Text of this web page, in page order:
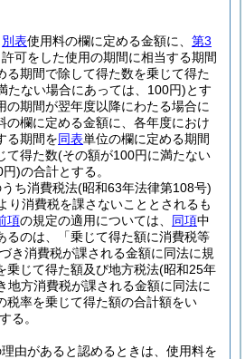
別表使用料の欄に定める金額に、 第3
可をした使用の期間に相当する期間
る期間で除して得た数を乗じて得た
たない場合にあっては、100円)とす
の期間が翌年度以降にわたる場合に
の欄に定める金額に、各年度におけ
る期間を同表単位の欄に定める期間
て得た数(その額が100円に満たない
円)の合計とする。
ち消費税法(昭和63年法律第108号)
り消費税を課さないこととされるも
項の規定の適用については、 同項中
るのは、「乗じて得た額に消費税等
き消費税が課される金額に同法に規
乗じて得た額及び地方税法(昭和25年
地方消費税が課される金額に同法に
税率を乗じて得た額の合計額をい
る。
由があると認めるときは、使用料を